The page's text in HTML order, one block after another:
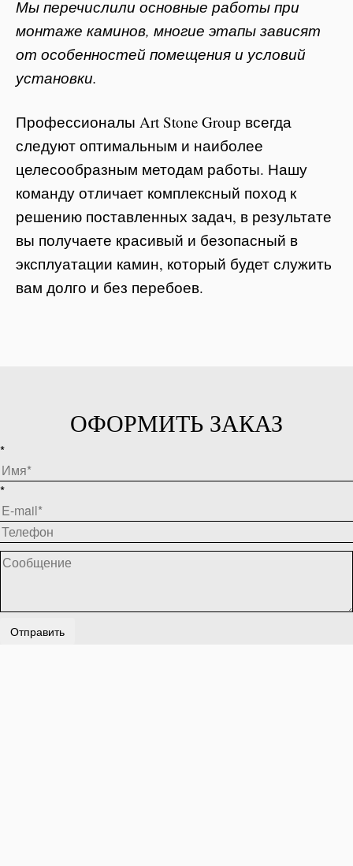
Мы перечислили основные работы при
монтаже каминов, многие этапы зависят
от особенностей помещения и условий
установки.
Профессионалы Art Stone Group всегда
следуют оптимальным и наиболее
целесообразным методам работы. Нашу
команду отличает комплексный поход к
решению поставленных задач, в результате
вы получаете красивый и безопасный в
эксплуатации камин, который будет служить
вам долго и без перебоев.
ОФОРМИТЬ ЗАКАЗ
*
*
Отправить